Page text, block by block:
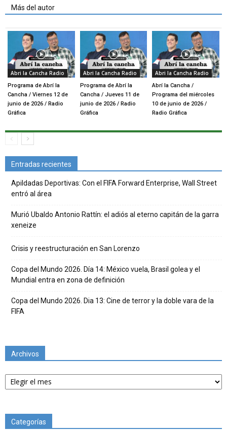
Más del autor
Abri la Cancha Radio
Programa de Abrí la
Cancha / Viernes 12 de
junio de 2026 / Radio
Gráfica
Abri la Cancha Radio
Programa de Abrí la
Cancha / Jueves 11 de
junio de 2026 / Radio
Gráfica
Abri la Cancha Radio
Abrí la Cancha /
Programa del miércoles
10 de junio de 2026 /
Radio Gráfica
Entradas recientes
Apildadas Deportivas: Con el FIFA Forward Enterprise, Wall Street
entró al área
Murió Ubaldo Antonio Rattín: el adiós al eterno capitán de la garra
xeneize
Crisis y reestructuración en San Lorenzo
Copa del Mundo 2026. Día 14: México vuela, Brasil golea y el
Mundial entra en zona de definición
Copa del Mundo 2026. Dia 13: Cine de terror y la doble vara de la
FIFA
Archivos
Archivos
Categorías